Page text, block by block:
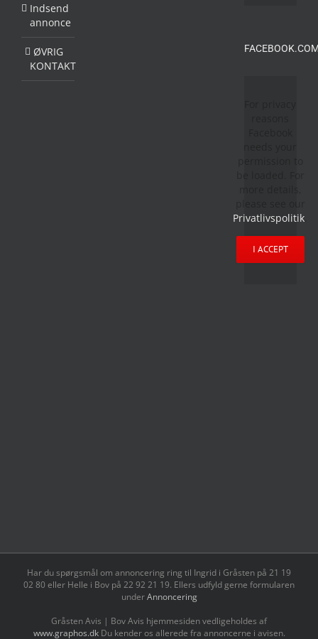
Indsend
annonce
ØVRIG
KONTAKT
Privatlivspolitik
I ACCEPT
Har du spørgsmål om annoncering ring til Ingrid i Gråsten på 21 19
02 80 ‬eller Helle i Bov på 22 92 21 19‬. Ellers udfyld gerne formularen
underAnnoncering
Gråsten Avis | Bov Avis hjemmesiden vedligeholdes af
www.graphos.dk Du kender os allerede fra annoncerne i avisen.